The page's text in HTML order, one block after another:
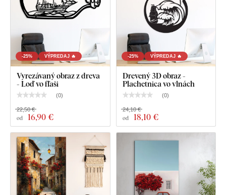
-25% VÝPREDAJ 🔥
Vyrezávaný obraz z dreva
- Loď vo fľaši
(0)
od 16,90 €
22,50 €
-25% VÝPREDAJ 🔥
Drevený 3D obraz -
Plachetnica vo vlnách
(0)
od 18,10 €
24,10 €